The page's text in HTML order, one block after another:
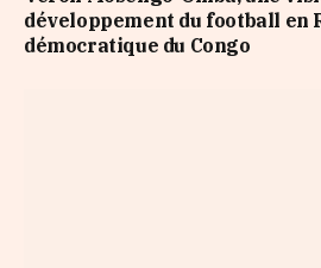
développement du football en
démocratique du Congo